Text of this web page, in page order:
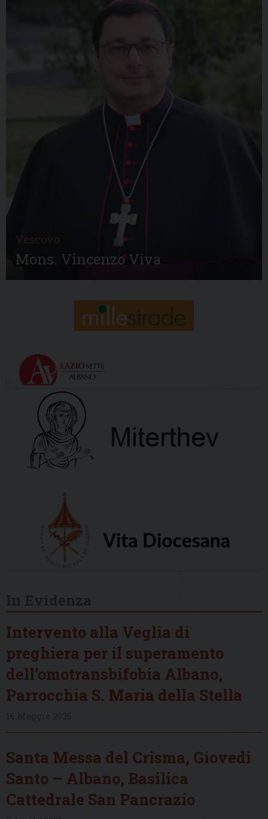
Vescovo
Mons. Vincenzo Viva
Intervento alla Veglia di
preghiera per il superamento
dell’omotransbifobia Albano,
Parrocchia S. Maria della Stella
Santa Messa del Crisma, Giovedì
Santo – Albano, Basilica
Cattedrale San Pancrazio